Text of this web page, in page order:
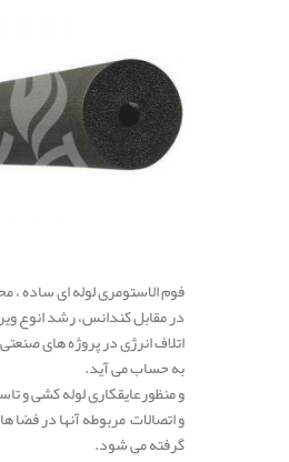
فوم الاستومری لوله ای ساده ،
در مقابل کندانس، رشد انوع
اتلاف انرژی در پروژه های
به حساب می آید.
و منظورعایقکاری لوله کشی و
و اتصالات مربوطه آنها در فضا
گرفته می شود.